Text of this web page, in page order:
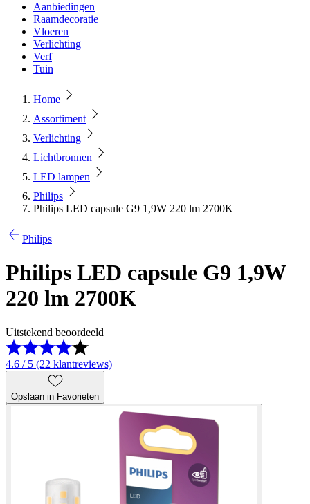
Aanbiedingen
Raamdecoratie
Vloeren
Verlichting
Verf
Tuin
Home
Assortiment
Verlichting
Lichtbronnen
LED lampen
Philips
Philips LED capsule G9 1,9W 220 lm 2700K
Philips
Philips LED capsule G9 1,9W
220 lm 2700K
Uitstekend beoordeeld
4.6 / 5 (22 klantreviews)
Opslaan in Favorieten